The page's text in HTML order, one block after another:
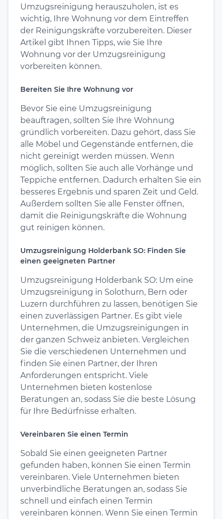
Umzugsreinigung herauszuholen, ist es
wichtig, Ihre Wohnung vor dem Eintreffen
der Reinigungskräfte vorzubereiten. Dieser
Artikel gibt Ihnen Tipps, wie Sie Ihre
Wohnung vor der Umzugsreinigung
vorbereiten können.
Bereiten Sie Ihre Wohnung vor
Bevor Sie eine Umzugsreinigung
beauftragen, sollten Sie Ihre Wohnung
gründlich vorbereiten. Dazu gehört, dass Sie
alle Möbel und Gegenstände entfernen, die
nicht gereinigt werden müssen. Wenn
möglich, sollten Sie auch alle Vorhänge und
Teppiche entfernen. Dadurch erhalten Sie ein
besseres Ergebnis und sparen Zeit und Geld.
Außerdem sollten Sie alle Fenster öffnen,
damit die Reinigungskräfte die Wohnung
gut reinigen können.
Umzugsreinigung Holderbank SO: Finden Sie
einen geeigneten Partner
Umzugsreinigung Holderbank SO: Um eine
Umzugsreinigung in Solothurn, Bern oder
Luzern durchführen zu lassen, benötigen Sie
einen zuverlässigen Partner. Es gibt viele
Unternehmen, die Umzugsreinigungen in
der ganzen Schweiz anbieten. Vergleichen
Sie die verschiedenen Unternehmen und
finden Sie einen Partner, der Ihren
Anforderungen entspricht. Viele
Unternehmen bieten kostenlose
Beratungen an, sodass Sie die beste Lösung
für Ihre Bedürfnisse erhalten.
Vereinbaren Sie einen Termin
Sobald Sie einen geeigneten Partner
gefunden haben, können Sie einen Termin
vereinbaren. Viele Unternehmen bieten
unverbindliche Beratungen an, sodass Sie
schnell und einfach einen Termin
vereinbaren können. Wenn Sie einen Termin